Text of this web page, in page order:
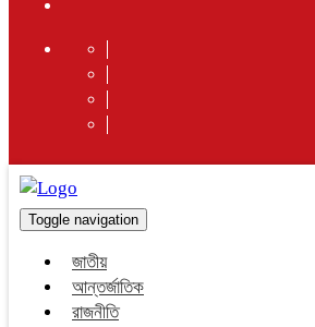
Toggle navigation
জাতীয়
আন্তর্জাতিক
রাজনীতি